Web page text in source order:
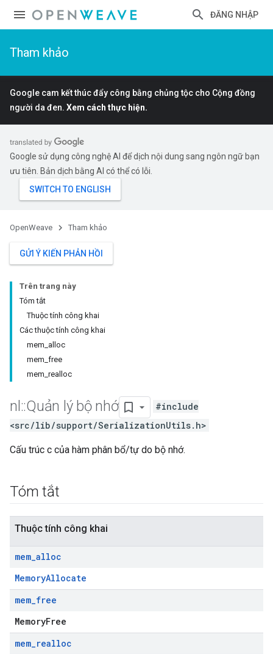
ĐĂNG NHẬP
Tham khảo
Google cam kết thúc đẩy công bằng chủng tộc cho Cộng đồng
người da đen. Xem cách thực hiện.
Google sử dụng công nghệ AI để dịch nội dung sang ngôn ngữ bạn
ưu tiên. Bản dịch bằng AI có thể có lỗi.
OpenWeave Tham khảo
GỬI Ý KIẾN PHẢN HỒI
Trên trang này
Tóm tắt
Thuộc tính công khai
Các thuộc tính công khai
mem_alloc
mem_free
mem_realloc
nl ::Quản lý bộ nhớ
#include
<src/lib/support/SerializationUtils.h>
Cấu trúc c của hàm phân bổ/tự do bộ nhớ.
Tóm tắt
Thuộc tính công khai
mem_alloc
MemoryAllocate
mem_free
MemoryFree
mem_realloc